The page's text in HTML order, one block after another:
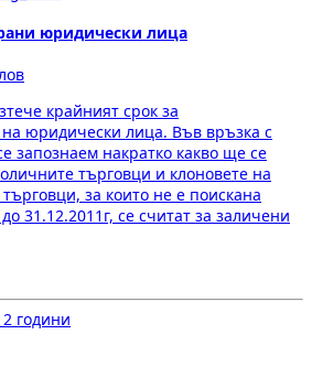
юридически лица
крайният срок за
юридически лица. Във връзка с
запознаем накратко какво ще се
търговци и клоновете на
за които не е поискана
31.12.2011г, се считат за заличени
години